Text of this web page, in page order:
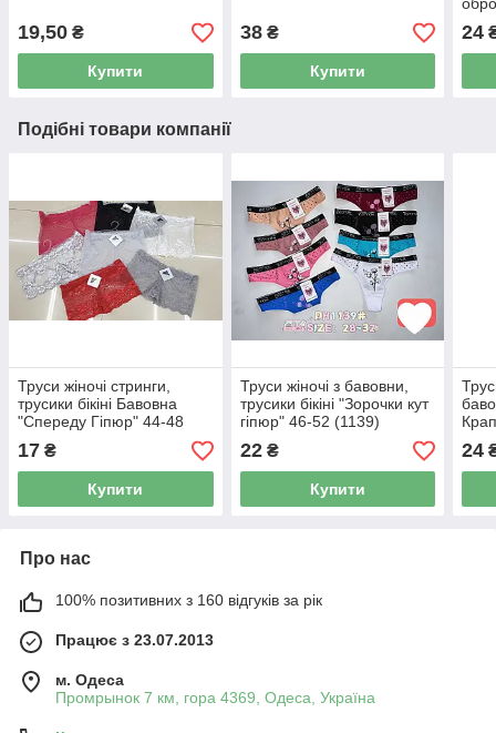
19,50 ₴
Купити
38₴
Купити
24
Подібні товари компанії
Труси жіночі стринги,
трусики бікіні Бавовна
"Спереду Гіпюр" 44-48
17 ₴
Купити
Труси жіночі з бавовни,
трусики бікіні "Зорочки кут
гіпюр" 46-52 (1139)
22₴
Купити
24
Про нас
100% позитивних з 160 відгуків за рік
Працює з 23.07.2013
м. Одеса
Промрынок 7 км, гора 4369, Одеса, Україна